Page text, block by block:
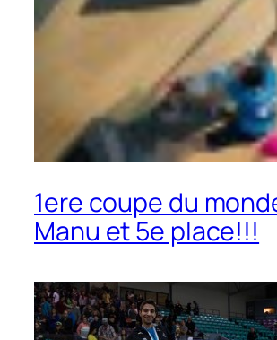
1ere coupe du
Manu et 5e place!!!